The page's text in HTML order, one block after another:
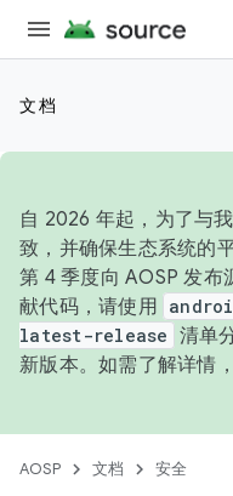
文档
自 2026 年起，为了与
致，并确保生态系统的
第 4 季度向 AOSP 发布
献代码，请使用
latest-release 清单
新版本。如需了解详情
AOSP 文档 安全